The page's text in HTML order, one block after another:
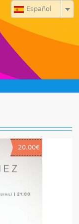
Español
20.00€